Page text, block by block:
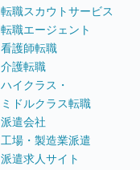
転職スカウトサービス
転職エージェント
看護師転職
介護転職
ハイクラス・
ミドルクラス転職
派遣会社
工場・製造業派遣
派遣求人サイト